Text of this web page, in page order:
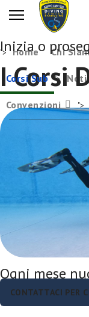
"> Home Chi
Corsi Sub ">
Convenzioni ">
Inizia o
I Corsi
Ogni mese
CONTATTACI PER